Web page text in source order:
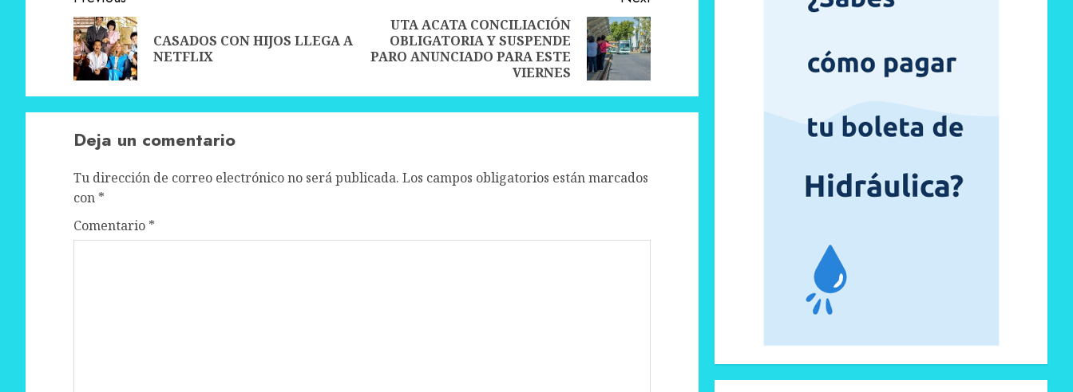
navigation
Previous
post:
CASADOS CON HIJOS LLEGA A
NETFLIX
Next
post:
UTA ACATA CONCILIACIÓN
OBLIGATORIA Y SUSPENDE
PARO ANUNCIADO PARA ESTE
VIERNES
Deja un comentario
Tu dirección de correo electrónico no será publicada. Los campos obligatorios están marcados
con *
Comentario *